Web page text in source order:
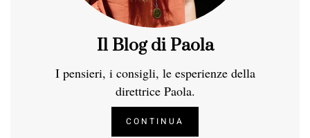
Il Blog di Paola
I pensieri, i consigli, le esperienze della
direttrice Paola.
CONTINUA